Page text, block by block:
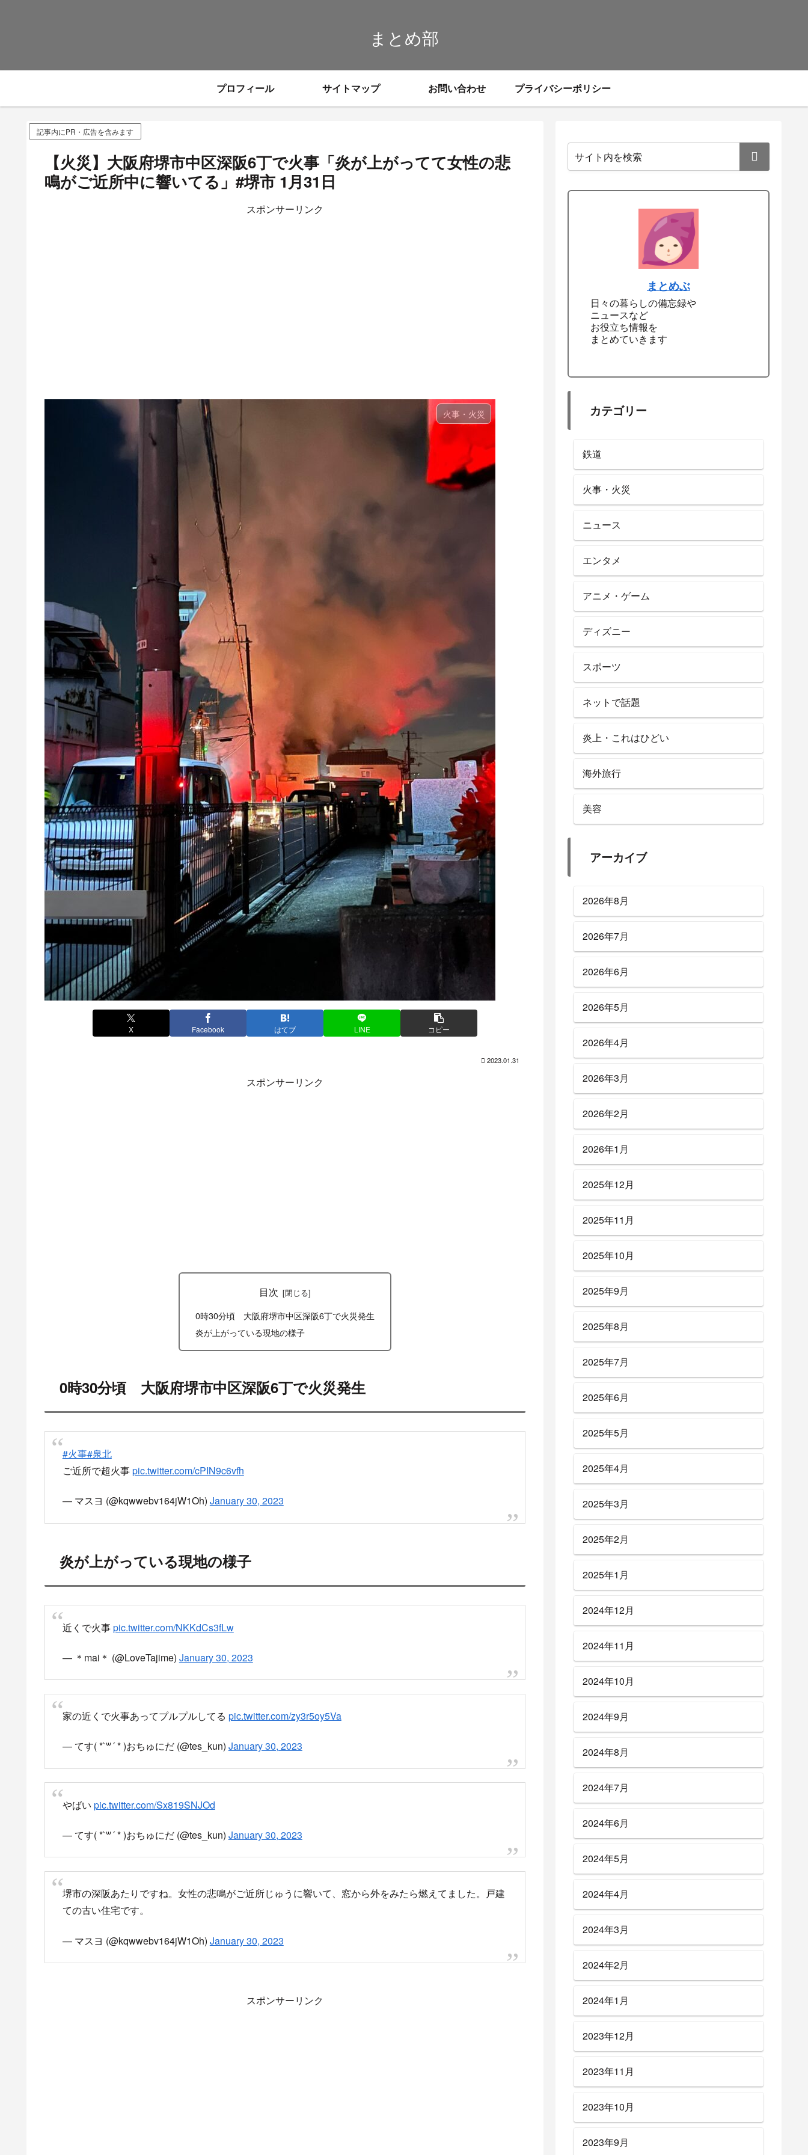
まとめ部
プロフィール サイトマップ お問い合わせ プライバシーポリシー
記事内にPR・広告を含みます
【火災】大阪府堺市中区深阪6丁で火事「炎が上がってて女性の悲
鳴がご近所中に響いてる」#堺市 1月31日
スポンサーリンク
火事・火災
X Facebook はてブ LINE コピー
2023.01.31
スポンサーリンク
目次
0時30分頃 大阪府堺市中区深阪6丁で火災発生
炎が上がっている現地の様子
0時30分頃 大阪府堺市中区深阪6丁で火災発生
#火事#泉北
ご近所で超火事pic.twitter.com/cPIN9c6vfh
— マスヨ (@kqwwebv164jW1Oh) January 30, 2023
炎が上がっている現地の様子
近くで火事pic.twitter.com/NKKdCs3fLw
— ＊mai＊ (@LoveTajime) January 30, 2023
家の近くで火事あってプルプルしてる pic.twitter.com/zy3r5oy5Va
— てす( *`꒳´ * )おちゅにだ (@tes_kun) January 30, 2023
やばい pic.twitter.com/Sx819SNJOd
— てす( *`꒳´ * )おちゅにだ (@tes_kun) January 30, 2023
堺市の深阪あたりですね。女性の悲鳴がご近所じゅうに響いて、窓から外をみたら燃えてました。戸建
ての古い住宅です。
— マスヨ (@kqwwebv164jW1Oh) January 30, 2023
スポンサーリンク
まとめぶ
日々の暮らしの備忘録や
ニュースなど
お役立ち情報を
まとめていきます
カテゴリー
鉄道
火事・火災
ニュース
エンタメ
アニメ・ゲーム
ディズニー
スポーツ
ネットで話題
炎上・これはひどい
海外旅行
美容
アーカイブ
2026年8月
2026年7月
2026年6月
2026年5月
2026年4月
2026年3月
2026年2月
2026年1月
2025年12月
2025年11月
2025年10月
2025年9月
2025年8月
2025年7月
2025年6月
2025年5月
2025年4月
2025年3月
2025年2月
2025年1月
2024年12月
2024年11月
2024年10月
2024年9月
2024年8月
2024年7月
2024年6月
2024年5月
2024年4月
2024年3月
2024年2月
2024年1月
2023年12月
2023年11月
2023年10月
2023年9月